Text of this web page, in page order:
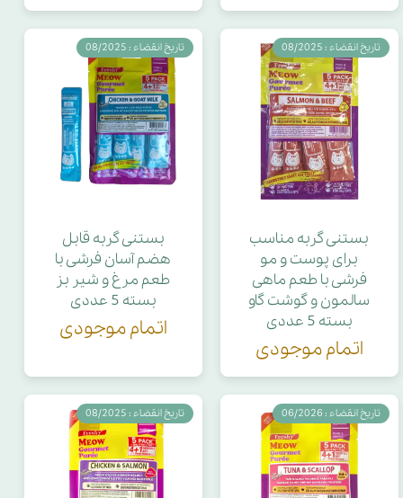
بستنی گربه مناسب
برای پوست و مو
فرشی با طعم ماهی
سالمون و گوشت گاو
بسته 5 عددی
اتمام موجودی
تاریخ انقضاء : 08/2025
بستنی گربه قابل
هضم آسان فرشی با
طعم مرغ و شیر بز
بسته 5 عددی
اتمام موجودی
تاریخ انقضاء : 08/2025
تاریخ انقضاء : 06/2026 تاریخ انقضاء : 08/2025